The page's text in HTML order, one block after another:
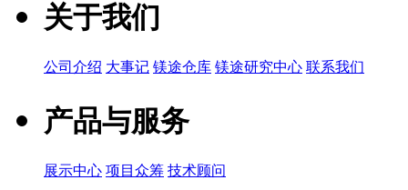
关于我们
公司介绍 大事记 镁途仓库 镁途研究中心 联系我们
产品与服务
展示中心 项目众筹 技术顾问